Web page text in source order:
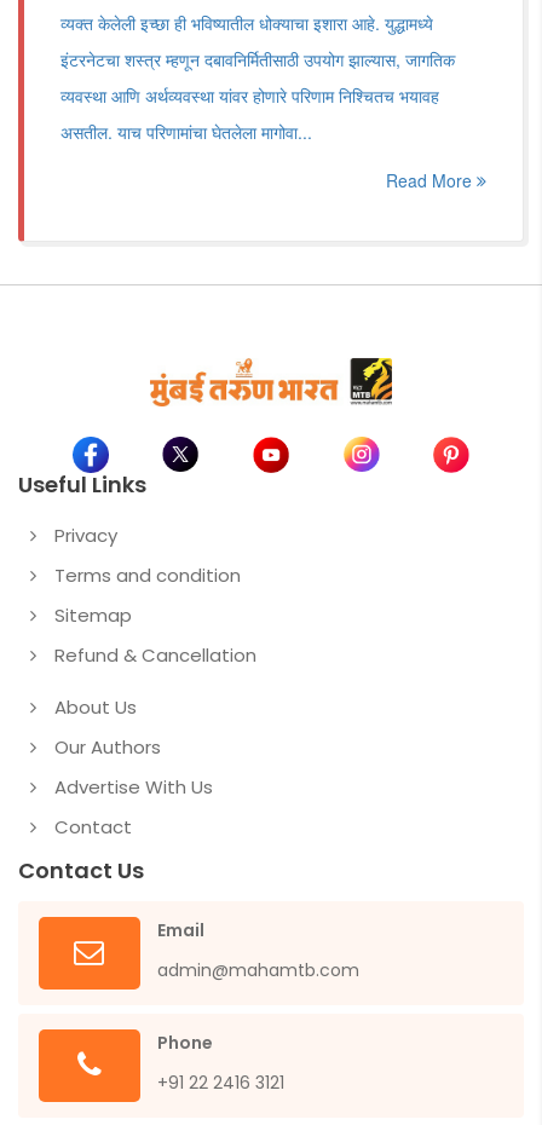
व्यक्त केलेली इच्छा ही भविष्यातील धोक्याचा इशारा आहे. युद्धामध्ये
इंटरनेटचा शस्त्र म्हणून दबावनिर्मितीसाठी उपयोग झाल्यास, जागतिक
व्यवस्था आणि अर्थव्यवस्था यांवर होणारे परिणाम निश्चितच भयावह
असतील. याच परिणामांचा घेतलेला मागोवा...
Read More
Useful Links
Privacy
Terms and condition
Sitemap
Refund & Cancellation
About Us
Our Authors
Advertise With Us
Contact
Contact Us
Email
admin@mahamtb.com
Phone
+91 22 2416 3121